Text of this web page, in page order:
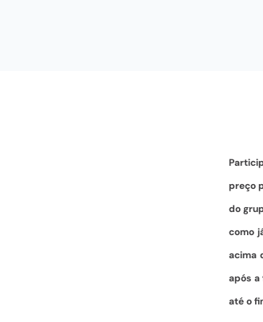
preço
do
como
acima
após a
até o